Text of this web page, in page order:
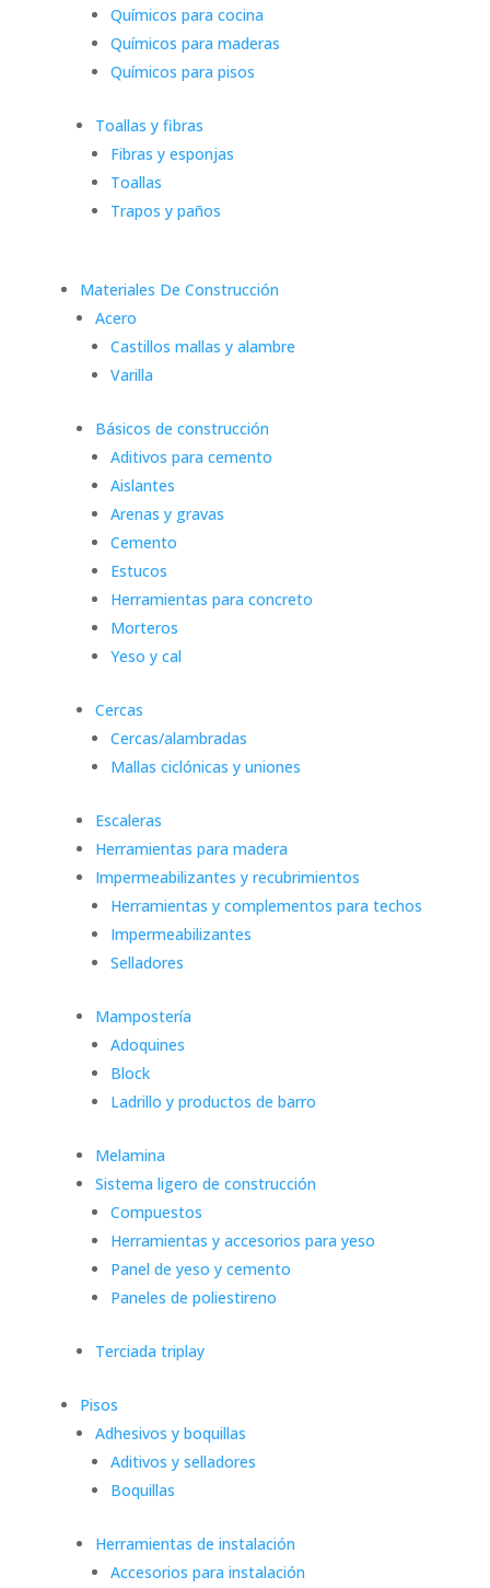
Químicos para cocina
Químicos para maderas
Químicos para pisos
Toallas y fibras
Fibras y esponjas
Toallas
Trapos y paños
Materiales De Construcción
Acero
Castillos mallas y alambre
Varilla
Básicos de construcción
Aditivos para cemento
Aislantes
Arenas y gravas
Cemento
Estucos
Herramientas para concreto
Morteros
Yeso y cal
Cercas
Cercas/alambradas
Mallas ciclónicas y uniones
Escaleras
Herramientas para madera
Impermeabilizantes y recubrimientos
Herramientas y complementos para techos
Impermeabilizantes
Selladores
Mampostería
Adoquines
Block
Ladrillo y productos de barro
Melamina
Sistema ligero de construcción
Compuestos
Herramientas y accesorios para yeso
Panel de yeso y cemento
Paneles de poliestireno
Terciada triplay
Pisos
Adhesivos y boquillas
Aditivos y selladores
Boquillas
Herramientas de instalación
Accesorios para instalación